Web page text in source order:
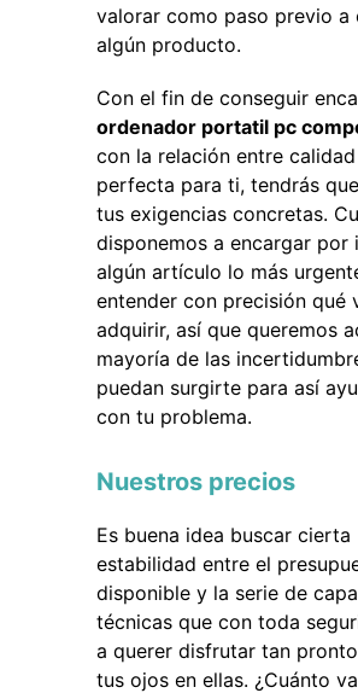
valorar como paso previo a
algún producto.
Con el fin de conseguir
ordenador portatil pc
con la relación entre
perfecta para ti, tendrás
tus exigencias concretas.
disponemos a encargar por
algún artículo lo más
entender con precisión qué
adquirir, así que queremos
mayoría de las
puedan surgirte para así
con tu problema.
Nuestros precios
Es buena idea buscar cierta
estabilidad entre el
disponible y la serie de
técnicas que con toda
a querer disfrutar tan
tus ojos en ellas. ¿Cuánto